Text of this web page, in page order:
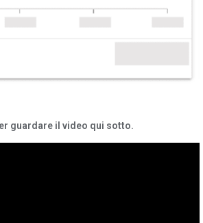
guardare il video qui sotto.